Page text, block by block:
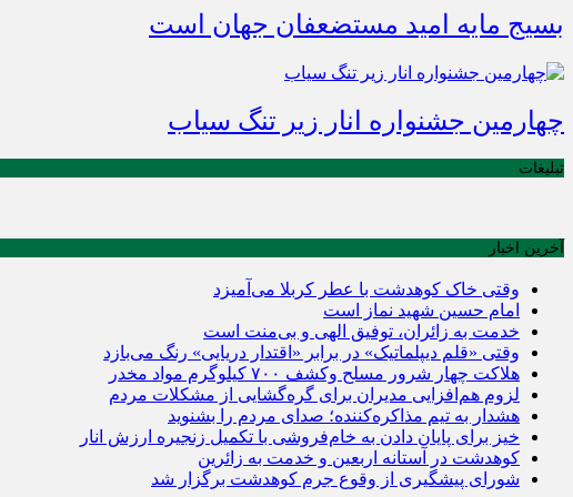
بسیج مایه امید مستضعفان جهان است
چهارمین جشنواره انار زیر تنگ سیاب
تبلیغات
آخرین اخبار
وقتی خاک کوهدشت با عطر کربلا می‌آمیزد
امام حسین شهید نماز است
خدمت به زائران، توفیق الهی و بی‌منت است
وقتی «قلم دیپلماتیک» در برابر «اقتدار دریایی» رنگ می‌بازد
هلاکت چهار شرور مسلح وکشف ۷۰۰ کیلوگرم مواد مخدر
لزوم هم‌افزایی مدیران برای گره‌گشایی از مشکلات مردم
هشدار به تیم مذاکره‌کننده؛ صدای مردم را بشنوید
خیز برای پایان دادن به خام‌فروشی با تکمیل زنجیره ارزش انار
کوهدشت در آستانه اربعین و خدمت‌ به زائرین
شورای پیشگیری از وقوع جرم کوهدشت برگزار شد